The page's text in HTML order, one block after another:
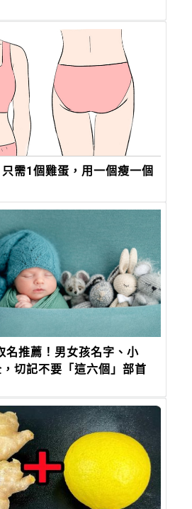
需1個雞蛋，用一個瘦一個
名推薦！男女孩名字、小
切記不要「這六個」部首